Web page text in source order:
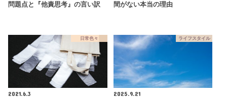
問題点と『他責思考』の言い訳
間がない本当の理由
日常色々
2021.6.3
ライフスタイル
2025.9.21